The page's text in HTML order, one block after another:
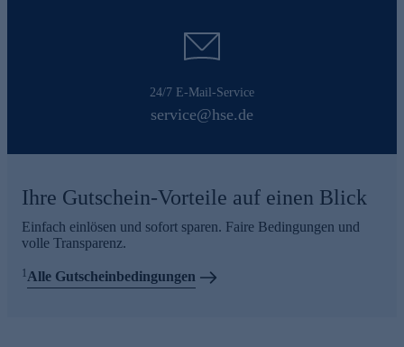
24/7 E-Mail-Service
service@hse.de
Ihre Gutschein-Vorteile auf einen Blick
Einfach einlösen und sofort sparen. Faire Bedingungen und
volle Transparenz.
1Alle Gutscheinbedingungen